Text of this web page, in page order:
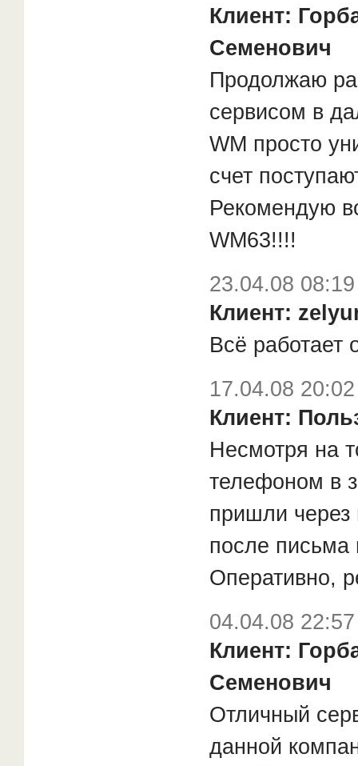
Клиент:
Семенович
Продолжаю
сервисом в
WM просто
счет
Рекомендую
WM63!!!!
23.04.08 08:19
Клиент:
Всё работает
17.04.08 20:02
Клиент:
Несмотря на
телефоном в
пришли через
после письма
Оперативно,
04.04.08 22:57
Клиент:
Семенович
Отличный
данной